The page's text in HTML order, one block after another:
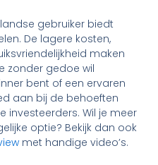
gebruiker biedt
De lagere kosten,
maken
zonder gedoe wil
bent of een ervaren
aan bij de behoeften
investeerders. Wil je meer
optie? Bekijk dan ook
met handige video’s.